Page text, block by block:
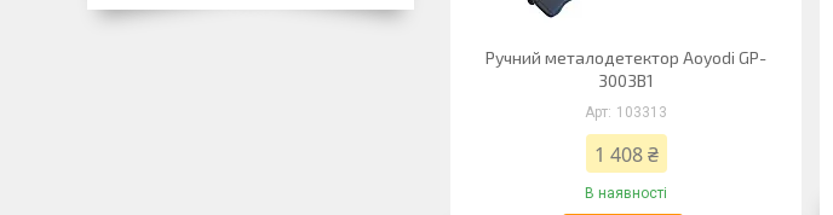
Ручний металодетектор Aoyodi GP-
3003B1
103313
1 408 ₴
В наявності